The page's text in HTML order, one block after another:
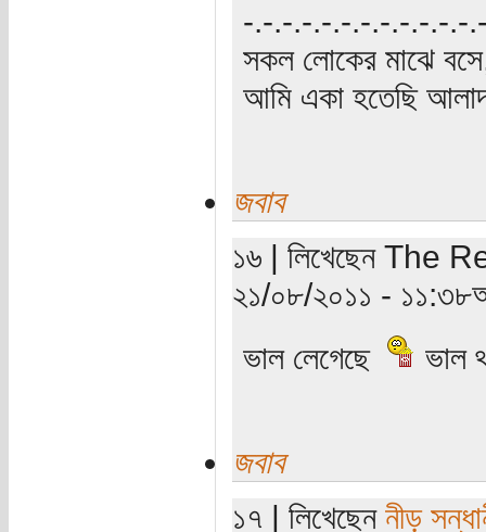
‍‌-.-.-.-.-.-.-.-.-.-.-.-
সকল লোকের মাঝে
আমি একা হতেছি
জবাব
১৬ | লিখেছেন The
২১/০৮/২০১১ -
ভাল লেগেছে
ভাল
জবাব
১৭ | লিখেছেন নীড়